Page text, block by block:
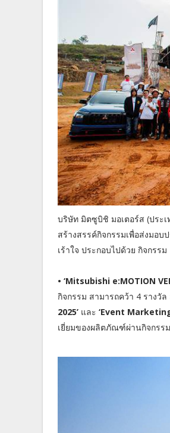
บริษัท มิตซูบิชิ มอเตอร์ส (ประ
สร้างสรรค์กิจกรรมเพื่อส่งมอ
เร้าใจ ประกอบไปด้วย กิจกรรม
• ‘Mitsubishi e:MOTION
กิจกรรม สามารถคว้า 4 รางวั
2025’ และ ‘Event
เยี่ยมของผลิตภัณฑ์ผ่านกิจกรร